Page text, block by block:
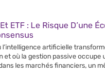
ETF : Le Risque D’une
l’intelligence artificielle
et où la gestion passive occupe
les marchés financiers, un